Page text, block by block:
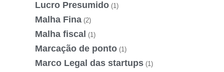
Lucro Presumido (1)
Malha Fina (2)
Malha fiscal (1)
Marcação de ponto (1)
Marco Legal das startups (1)